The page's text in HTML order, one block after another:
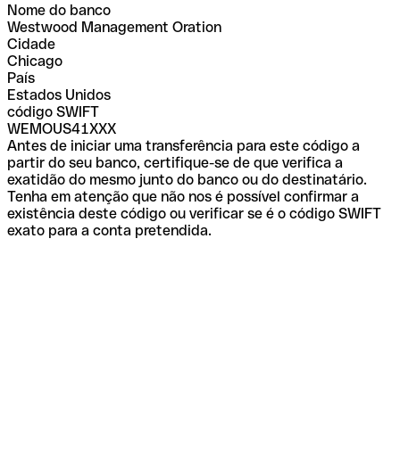
Nome do banco
Westwood Management Oration
Cidade
Chicago
País
Estados Unidos
código SWIFT
WEMOUS41XXX
Antes de iniciar uma transferência para este código a
partir do seu banco, certifique-se de que verifica a
exatidão do mesmo junto do banco ou do destinatário.
Tenha em atenção que não nos é possível confirmar a
existência deste código ou verificar se é o código SWIFT
exato para a conta pretendida.